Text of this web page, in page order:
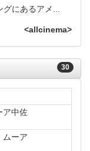
にあるアメ...
<allcinema>
30
ア中佐
ムーア